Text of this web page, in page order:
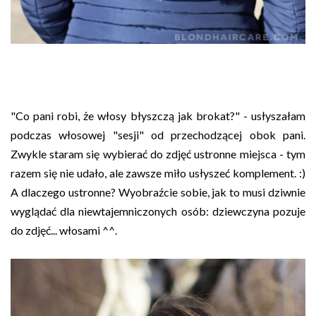
"Co pani robi, że włosy błyszczą jak brokat?" - usłyszałam
podczas włosowej "sesji" od przechodzącej obok pani.
Zwykle staram się wybierać do zdjęć ustronne miejsca - tym
razem się nie udało, ale zawsze miło usłyszeć komplement. :)
A dlaczego ustronne? Wyobraźcie sobie, jak to musi dziwnie
wyglądać dla niewtajemniczonych osób: dziewczyna pozuje
do zdjęć... włosami ^^.